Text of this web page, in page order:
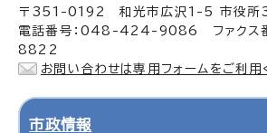
〒351-0192 和光市広沢1-5 市役所
電話番号：048-424-9086 ファクス
8822
お問い合わせは専用フォームをご利用
市政情報